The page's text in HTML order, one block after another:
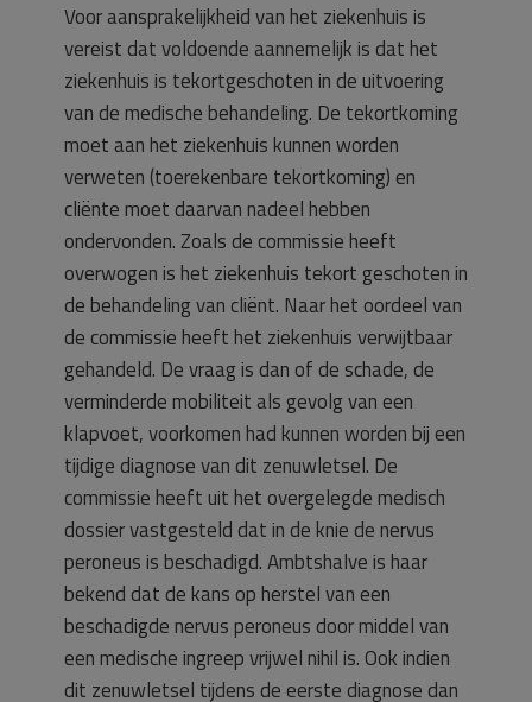
Voor aansprakelijkheid van het ziekenhuis is
vereist dat voldoende aannemelijk is dat het
ziekenhuis is tekortgeschoten in de uitvoering
van de medische behandeling. De tekortkoming
moet aan het ziekenhuis kunnen worden
verweten (toerekenbare tekortkoming) en
cliënte moet daarvan nadeel hebben
ondervonden. Zoals de commissie heeft
overwogen is het ziekenhuis tekort geschoten in
de behandeling van cliënt. Naar het oordeel van
de commissie heeft het ziekenhuis verwijtbaar
gehandeld. De vraag is dan of de schade, de
verminderde mobiliteit als gevolg van een
klapvoet, voorkomen had kunnen worden bij een
tijdige diagnose van dit zenuwletsel. De
commissie heeft uit het overgelegde medisch
dossier vastgesteld dat in de knie de nervus
peroneus is beschadigd. Ambtshalve is haar
bekend dat de kans op herstel van een
beschadigde nervus peroneus door middel van
een medische ingreep vrijwel nihil is. Ook indien
dit zenuwletsel tijdens de eerste diagnose dan